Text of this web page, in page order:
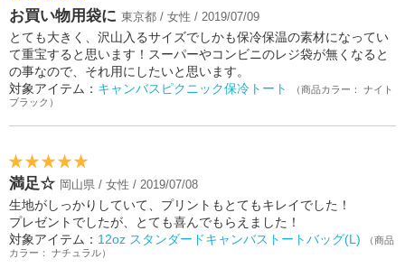
お買い物用袋に 東京都 / 女性 / 2019/07/09
とても大きく、沢山入るサイズでしかも保冷保温の素材になってい
て重宝すると思います！スーパーやコンビニのレジ袋が無くなると
の事なので、それ用にしたいと思います。
対象アイテム： キャンバスピクニック保冷トート
（商品カラー： ナイト
ブラック）
満足☆ 岡山県 / 女性 / 2019/07/08
生地がしっかりしていて、プリントもとてもキレイでした！
プレゼントでしたが、とても喜んでもらえました！
対象アイテム： 12oz スタンダードキャンバストートバッグ(L)
（商品
カラー： ナチュラル）